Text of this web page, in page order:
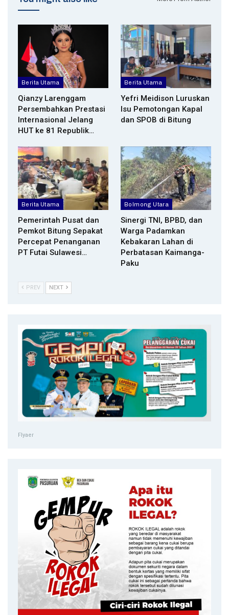
Berita Utama
Qianzy Larenggam
Persembahkan Prestasi
Internasional Jelang
HUT ke 81 Republik…
Berita Utama
Yefri Meidison Luruskan
Isu Pemotongan Kapal
dan SPOB di Bitung
Berita Utama
Pemerintah Pusat dan
Pemkot Bitung Sepakat
Percepat Penanganan
PT Futai Sulawesi…
Bolmong Utara
Sinergi TNI, BPBD, dan
Warga Padamkan
Kebakaran Lahan di
Perbatasan Kaimanga-
Paku
PREV NEXT
Flyaer